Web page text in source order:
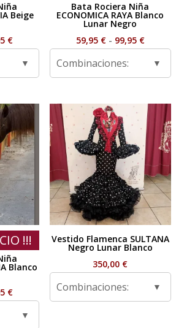
Beige
€Rango
59,95 €
99,95 €
Bata Rociera Niña
ECONOMICA RAYA Blanco
Lunar Negro
59,95 € - 99,95 €Rango
59,95 €
hasta
99,95 €
Combinaciones:
!!!
Blanco
€Rango
Vestido Flamenca SULTANA
Negro Lunar Blanco
350,00 €
Combinaciones: